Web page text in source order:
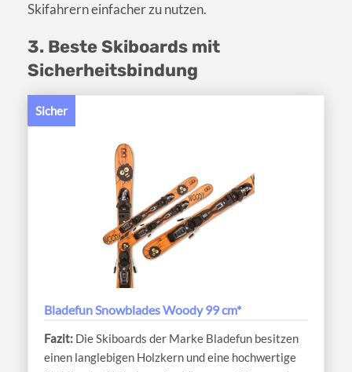
Skifahrern einfacher zu nutzen.
3. Beste Skiboards mit
Sicherheitsbindung
Sicher
Bladefun Snowblades Woody 99 cm*
Die Skiboards der Marke Bladefun besitzen
einen langlebigen Holzkern und eine hochwertige